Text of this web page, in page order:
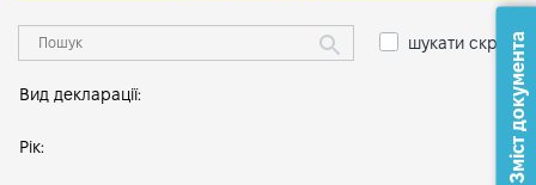
шукати скрізь
Вид декларації:
Рік: Зміст документа